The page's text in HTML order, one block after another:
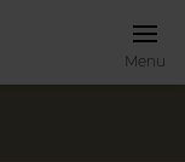
Menu